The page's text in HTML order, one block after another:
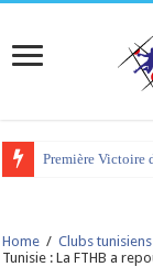
Première Victoire
tournoi
Home / Clubs tunisiens
Tunisie : La FTHB a